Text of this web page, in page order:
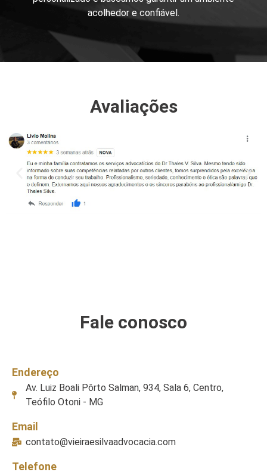
acolhedor e confiável.
Avaliações
Fale conosco
Endereço
Av. Luiz Boali Pôrto Salman, 934, Sala 6, Centro,
Teófilo Otoni - MG
Email
contato@vieiraesilvaadvocacia.com
Telefone